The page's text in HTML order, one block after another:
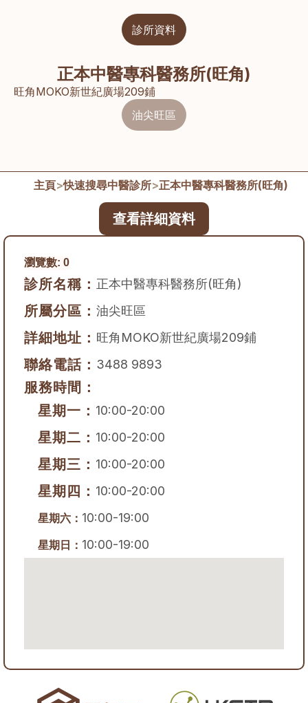
診所資料
正本中醫專科醫務所(旺角)
旺角MOKO新世紀廣場209鋪
油尖旺區
查看詳細資料
瀏覽數: 0
診所名稱： 正本中醫專科醫務所(旺角)
所屬分區： 油尖旺區
詳細地址： 旺角MOKO新世紀廣場209鋪
聯絡電話： 3488 9893
服務時間：
星期一： 10:00-20:00
星期二： 10:00-20:00
星期三： 10:00-20:00
星期四： 10:00-20:00
星期六： 10:00-19:00
星期日： 10:00-19:00
主頁>快速搜尋中醫診所>正本中醫專科醫務所(旺角)